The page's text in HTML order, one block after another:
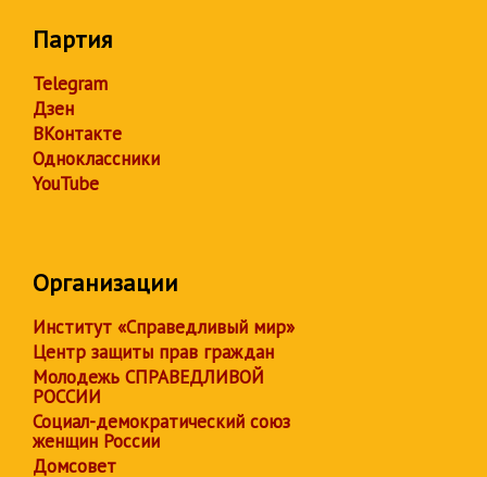
Партия
Telegram
Дзен
ВКонтакте
Одноклассники
YouTube
Организации
Институт «Справедливый мир»
Центр защиты прав граждан
Молодежь СПРАВЕДЛИВОЙ
РОССИИ
Социал-демократический союз
женщин России
Домсовет